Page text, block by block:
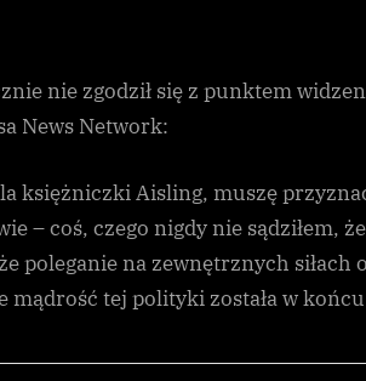
nie zgodził się z punktem
News Network:
księżniczki Aisling, muszę
– coś, czego nigdy nie sądziłem,
poleganie na zewnętrznych siłach
mądrość tej polityki została w